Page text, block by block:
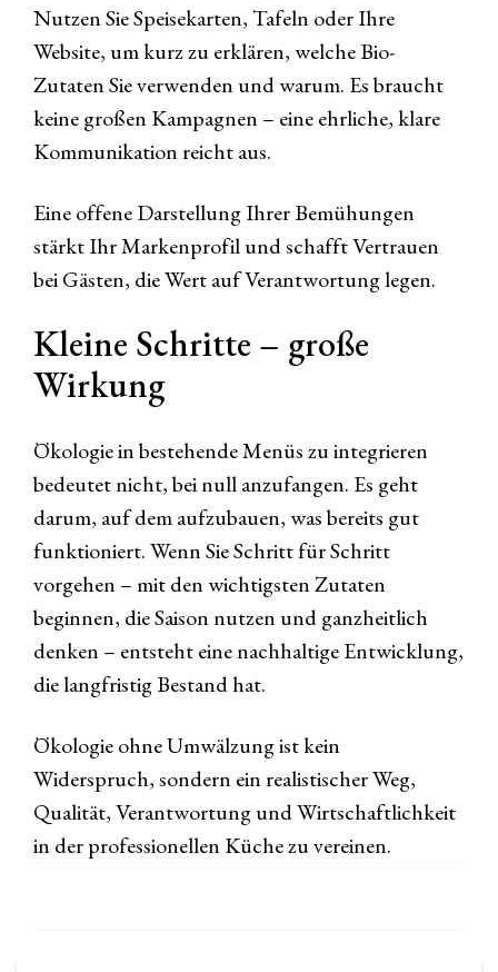
Nutzen Sie Speisekarten, Tafeln oder Ihre
Website, um kurz zu erklären, welche Bio-
Zutaten Sie verwenden und warum. Es braucht
keine großen Kampagnen – eine ehrliche, klare
Kommunikation reicht aus.
Eine offene Darstellung Ihrer Bemühungen
stärkt Ihr Markenprofil und schafft Vertrauen
bei Gästen, die Wert auf Verantwortung legen.
Kleine Schritte – große
Wirkung
Ökologie in bestehende Menüs zu integrieren
bedeutet nicht, bei null anzufangen. Es geht
darum, auf dem aufzubauen, was bereits gut
funktioniert. Wenn Sie Schritt für Schritt
vorgehen – mit den wichtigsten Zutaten
beginnen, die Saison nutzen und ganzheitlich
denken – entsteht eine nachhaltige Entwicklung,
die langfristig Bestand hat.
Ökologie ohne Umwälzung ist kein
Widerspruch, sondern ein realistischer Weg,
Qualität, Verantwortung und Wirtschaftlichkeit
in der professionellen Küche zu vereinen.